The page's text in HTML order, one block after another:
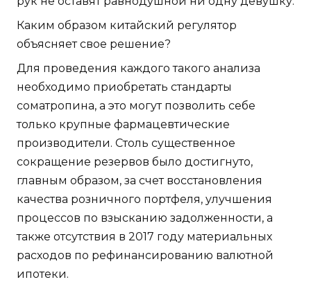
Каким образом китайский регулятор
объясняет свое решение?
Для проведения каждого такого анализа
необходимо приобретать стандарты
соматропина, а это могут позволить себе
только крупные фармацевтические
производители. Столь существенное
сокращение резервов было достигнуто,
главным образом, за счет восстановления
качества розничного портфеля, улучшения
процессов по взысканию задолженности, а
также отсутствия в 2017 году материальных
расходов по рефинансированию валютной
ипотеки.